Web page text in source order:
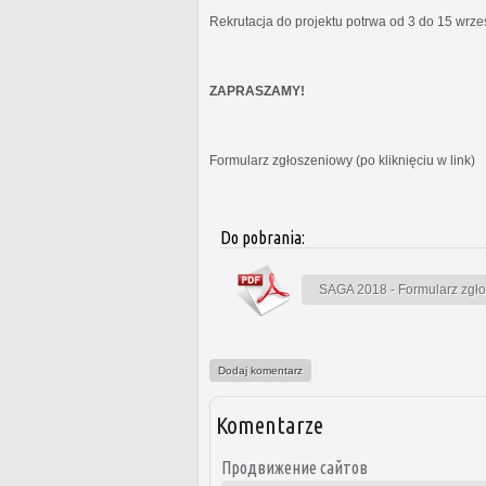
Rekrutacja do projektu potrwa od 3 do 15
ZAPRASZAMY!
Formularz zgłoszeniowy (po kliknięciu w link)
Do pobrania:
SAGA 2018 - Formularz
Dodaj komentarz
Komentarze
Продвижение сайтов